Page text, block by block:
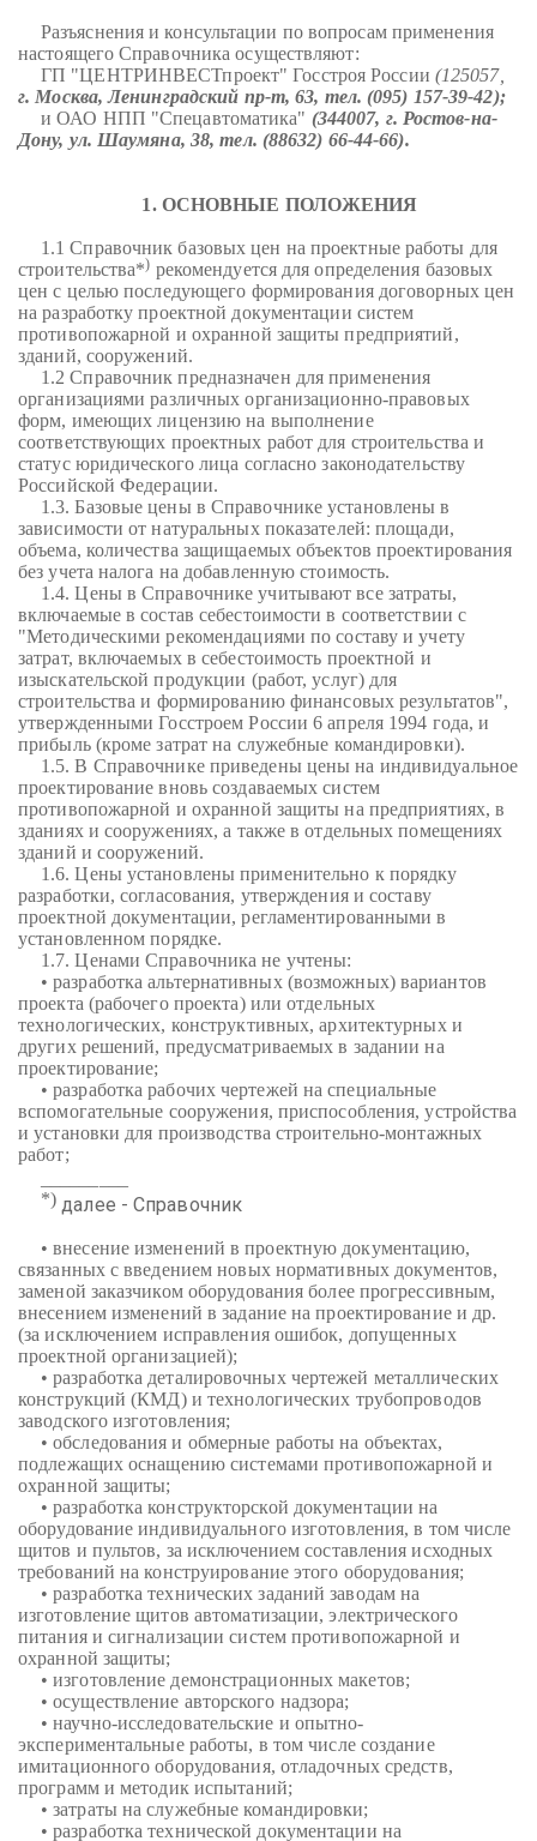
Разъяснения и консультации по вопросам применения
настоящего Справочника осуществляют:
ГП "ЦЕНТРИНВЕСТпроект" Госстроя России (125057,
г. Москва, Ленинградский пр-т, 63, тел. (095) 157-39-42);
и ОАО НПП "Спецавтоматика" (344007, г. Ростов-на-
Дону, ул. Шаумяна, 38, тел. (88632) 66-44-66).
1. ОСНОВНЫЕ ПОЛОЖЕНИЯ
1.1 Справочник базовых цен на проектные работы для
строительства*) рекомендуется для определения базовых
цен с целью последующего формирования договорных цен
на разработку проектной документации систем
противопожарной и охранной защиты предприятий,
зданий, сооружений.
1.2 Справочник предназначен для применения
организациями различных организационно-правовых
форм, имеющих лицензию на выполнение
соответствующих проектных работ для строительства и
статус юридического лица согласно законодательству
Российской Федерации.
1.3. Базовые цены в Справочнике установлены в
зависимости от натуральных показателей: площади,
объема, количества защищаемых объектов проектирования
без учета налога на добавленную стоимость.
1.4. Цены в Справочнике учитывают все затраты,
включаемые в состав себестоимости в соответствии с
"Методическими рекомендациями по составу и учету
затрат, включаемых в себестоимость проектной и
изыскательской продукции (работ, услуг) для
строительства и формированию финансовых результатов",
утвержденными Госстроем России 6 апреля 1994 года, и
прибыль (кроме затрат на служебные командировки).
1.5. В Справочнике приведены цены на индивидуальное
проектирование вновь создаваемых систем
противопожарной и охранной защиты на предприятиях, в
зданиях и сооружениях, а также в отдельных помещениях
зданий и сооружений.
1.6. Цены установлены применительно к порядку
разработки, согласования, утверждения и составу
проектной документации, регламентированными в
установленном порядке.
1.7. Ценами Справочника не учтены:
• разработка альтернативных (возможных) вариантов
проекта (рабочего проекта) или отдельных
технологических, конструктивных, архитектурных и
других решений, предусматриваемых в задании на
проектирование;
• разработка рабочих чертежей на специальные
вспомогательные сооружения, приспособления, устройства
и установки для производства строительно-монтажных
работ;
*) далее - Справочник
• внесение изменений в проектную документацию,
связанных с введением новых нормативных документов,
заменой заказчиком оборудования более прогрессивным,
внесением изменений в задание на проектирование и др.
(за исключением исправления ошибок, допущенных
проектной организацией);
• разработка деталировочных чертежей металлических
конструкций (КМД) и технологических трубопроводов
заводского изготовления;
• обследования и обмерные работы на объектах,
подлежащих оснащению системами противопожарной и
охранной защиты;
• разработка конструкторской документации на
оборудование индивидуального изготовления, в том числе
щитов и пультов, за исключением составления исходных
требований на конструирование этого оборудования;
• разработка технических заданий заводам на
изготовление щитов автоматизации, электрического
питания и сигнализации систем противопожарной и
охранной защиты;
• изготовление демонстрационных макетов;
• осуществление авторского надзора;
• научно-исследовательские и опытно-
экспериментальные работы, в том числе создание
имитационного оборудования, отладочных средств,
программ и методик испытаний;
• затраты на служебные командировки;
• разработка технической документации на